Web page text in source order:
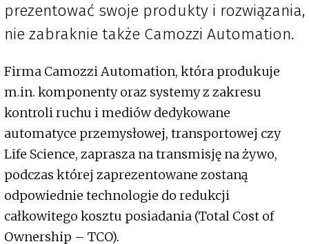
prezentować swoje produkty i rozwiązania,
nie zabraknie także Camozzi Automation.
Firma Camozzi Automation, która produkuje
m.in. komponenty oraz systemy z zakresu
kontroli ruchu i mediów dedykowane
automatyce przemysłowej, transportowej czy
Life Science, zaprasza na transmisję na żywo,
podczas której zaprezentowane zostaną
odpowiednie technologie do redukcji
całkowitego kosztu posiadania (Total Cost of
Ownership – TCO).